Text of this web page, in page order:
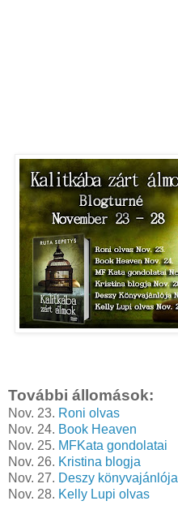
További állomások:
Nov. 23. Roni olvas
Nov. 24. Book Heaven
Nov. 25. MFKata gondolatai
Nov. 26. Kristina blogja
Nov. 27. Deszy könyvajánlója
Nov. 28. Kelly Lupi olvas